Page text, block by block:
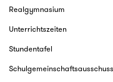
Realgymnasium
Unterrichtszeiten
Stundentafel
Schulgemeinschaftsausschuss